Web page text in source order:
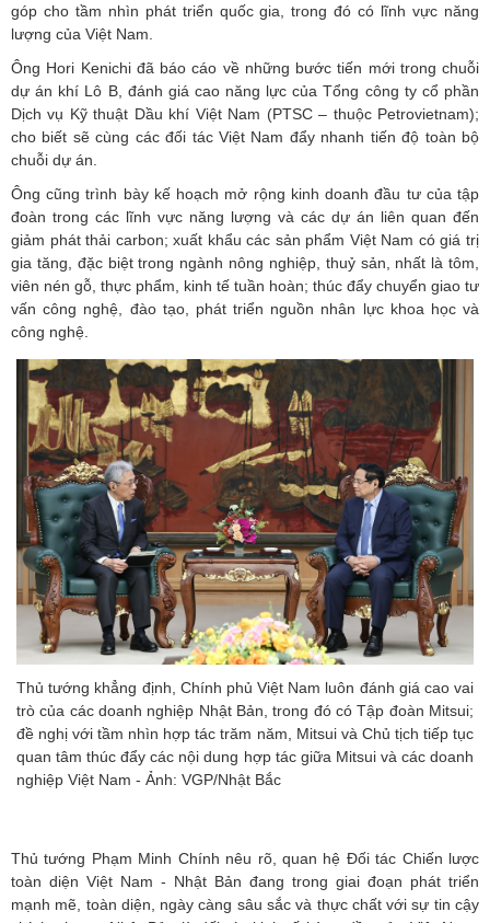
góp cho tầm nhìn phát triển quốc gia, trong đó có lĩnh vực năng
lượng của Việt Nam.
Ông Hori Kenichi đã báo cáo về những bước tiến mới trong chuỗi
dự án khí Lô B, đánh giá cao năng lực của Tổng công ty cổ phần
Dịch vụ Kỹ thuật Dầu khí Việt Nam (PTSC – thuộc Petrovietnam);
cho biết sẽ cùng các đối tác Việt Nam đẩy nhanh tiến độ toàn bộ
chuỗi dự án.
Ông cũng trình bày kế hoạch mở rộng kinh doanh đầu tư của tập
đoàn trong các lĩnh vực năng lượng và các dự án liên quan đến
giảm phát thải carbon; xuất khẩu các sản phẩm Việt Nam có giá trị
gia tăng, đặc biệt trong ngành nông nghiệp, thuỷ sản, nhất là tôm,
viên nén gỗ, thực phẩm, kinh tế tuần hoàn; thúc đẩy chuyển giao tư
vấn công nghệ, đào tạo, phát triển nguồn nhân lực khoa học và
công nghệ.
Thủ tướng khẳng định, Chính phủ Việt Nam luôn đánh giá cao vai
trò của các doanh nghiệp Nhật Bản, trong đó có Tập đoàn Mitsui;
đề nghị với tầm nhìn hợp tác trăm năm, Mitsui và Chủ tịch tiếp tục
quan tâm thúc đẩy các nội dung hợp tác giữa Mitsui và các doanh
nghiệp Việt Nam - Ảnh: VGP/Nhật Bắc
Thủ tướng Phạm Minh Chính nêu rõ, quan hệ Đối tác Chiến lược
toàn diện Việt Nam - Nhật Bản đang trong giai đoạn phát triển
mạnh mẽ, toàn diện, ngày càng sâu sắc và thực chất với sự tin cậy